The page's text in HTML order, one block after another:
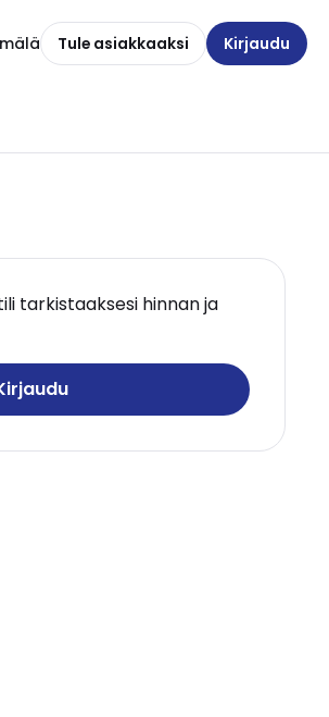
Tule asiakkaaksi Kirjaudu
tarkistaaksesi hinnan ja